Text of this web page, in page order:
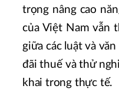
trọng nâng cao
của Việt Nam vẫn
giữa các luật và
đãi thuế và thử
khai trong thực tế.